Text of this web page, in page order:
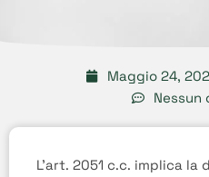
Maggio 24,
Nessun
L’art. 2051 c.c. implica